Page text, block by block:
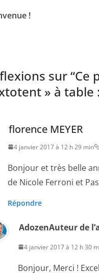
!
sur “Ce
» à table
florence MEYER
4 janvier 2017 à 12 h 29 min
Bonjour et très belle
de Nicole Ferroni et
Répondre
AdozenAuteur de
4 janvier 2017 à 12 h 30
Bonjour, Merci !